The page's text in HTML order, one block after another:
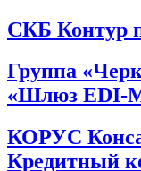
СКБ Контур
Группа
«Шлюз EDI-
КОРУС
Кредитный